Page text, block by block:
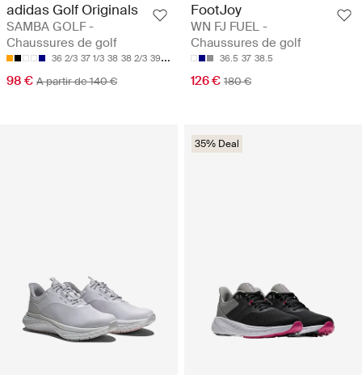
adidas Golf Originals
SAMBA GOLF -
Chaussures de golf
36 2/3 37 1/3 38 38 2/3 39 1/3
98 € A partir de 140 €
FootJoy
WN FJ FUEL -
Chaussures de golf
36.5 37 38.5
126 € 180 €
35% Deal